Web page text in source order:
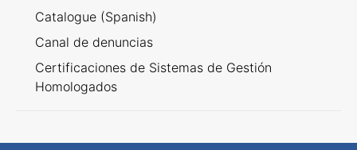
Catalogue (Spanish)
Canal de denuncias
Certificaciones de Sistemas de Gestión
Homologados